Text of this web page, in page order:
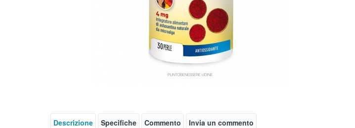
Descrizione Specifiche Commento Invia un commento